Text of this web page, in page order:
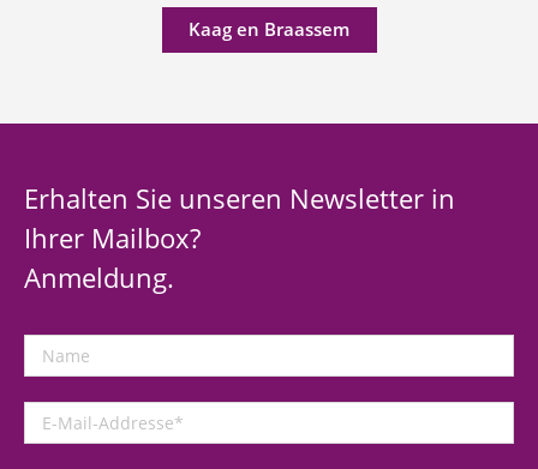
Kaag en Braassem
Erhalten Sie unseren Newsletter in
Ihrer Mailbox?
Anmeldung.
Name
Mail-